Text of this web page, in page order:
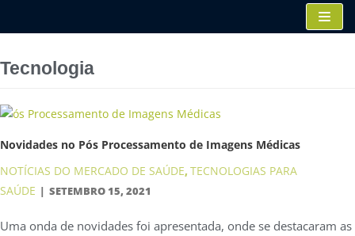
para
conteúdo
Tecnologia
Novidades no Pós Processamento de Imagens Médicas
NOTÍCIAS DO MERCADO DE SAÚDE, TECNOLOGIAS PARA
SAÚDE
SETEMBRO 15, 2021
Uma onda de novidades foi apresentada, onde se destacaram as